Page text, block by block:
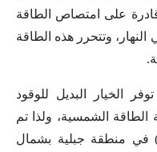
على امتصاص الطاقة
وتتحرر هذه الطاقة
الخيار البديل للوقود
الطاقة الشمسية، ولذا تم
في منطقة جبلية بشمال